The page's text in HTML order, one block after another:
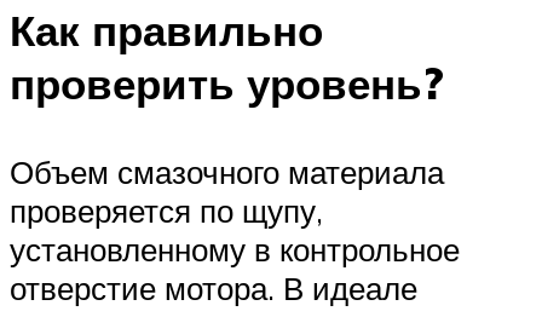
Как правильно
проверить уровень?
Объем смазочного материала
проверяется по щупу,
установленному в контрольное
отверстие мотора. В идеале